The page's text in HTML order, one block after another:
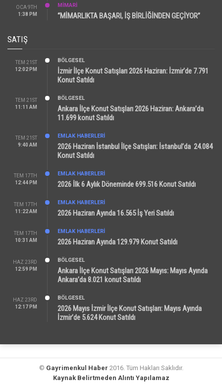
OCA 9TH
1:38 PM
MİMARİ
“MİMARLIKTA BAŞARI, İŞ BİRLİĞİNDEN GEÇİYOR”
SATIŞ
TEM 21ST
12:02 PM
BÖLGESEL
İzmir İlçe Konut Satışları 2026 Haziran: İzmir’de 7.791
Konut Satıldı
TEM 21ST
11:11 AM
BÖLGESEL
Ankara İlçe Konut Satışları 2026 Haziran: Ankara’da
11.699 konut Satıldı
TEM 21ST
9:40 AM
EMLAK HABERLERI
2026 Haziran İstanbul İlçe Satışları: İstanbul’da 24.084
Konut Satıldı
TEM 17TH
12:44 PM
EMLAK HABERLERI
2026 İlk 6 Aylık Döneminde 699.516 Konut Satıldı
TEM 17TH
11:22 AM
EMLAK HABERLERI
2026 Haziran Ayında 16.565 İş Yeri Satıldı
TEM 17TH
10:31 AM
EMLAK HABERLERI
2026 Haziran Ayında 129.979 Konut Satıldı
HAZ 23RD
12:59 PM
BÖLGESEL
Ankara İlçe Konut Satışları 2026 Mayıs: Mayıs Ayında
Ankara’da 8.021 konut Satıldı
HAZ 23RD
12:17 PM
BÖLGESEL
2026 Mayıs İzmir İlçe Konut Satışları: Mayıs Ayında
İzmir’de 5.624 Konut Satıldı
© Gayrimenkul Haber 2016. Tüm Hakları Saklıdır.
Kaynak Belirtmeden Alıntı Yapılamaz